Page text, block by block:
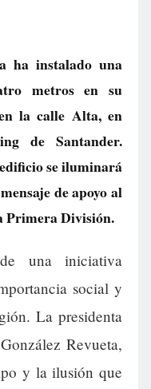
ha instalado una
metros en su
la calle Alta, en
de Santander.
se iluminará
de apoyo al
Primera División.
una iniciativa
social y
La presidenta
Revueta,
y la ilusión que